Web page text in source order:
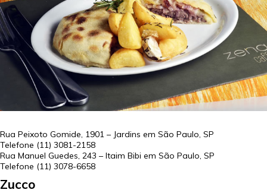
Rua Peixoto Gomide, 1901 – Jardins em São Paulo, SP
Telefone (11) 3081-2158
Rua Manuel Guedes, 243 – Itaim Bibi em São Paulo, SP
Telefone (11) 3078-6658
Zucco